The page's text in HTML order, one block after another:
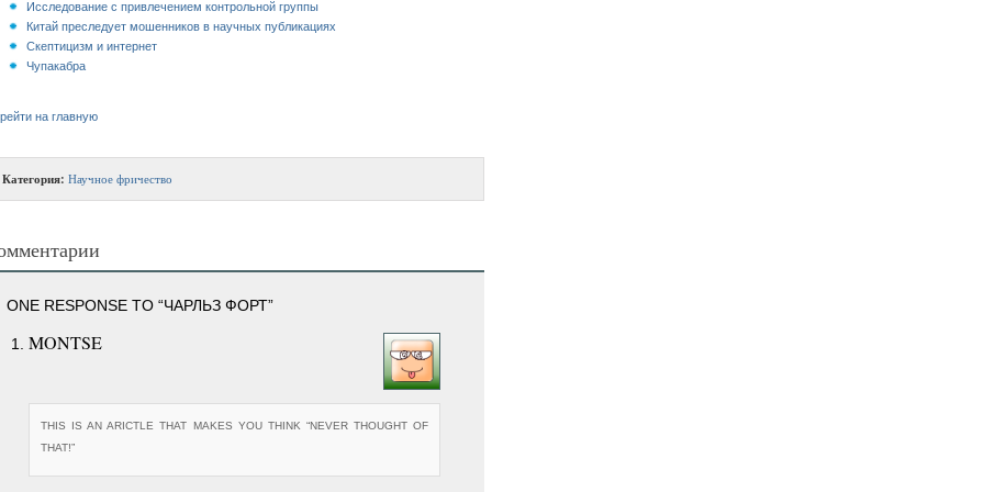
Исследование с привлечением контрольной группы
Китай преследует мошенников в научных публикациях
Скептицизм и интернет
Чупакабра
на главную
Категория: Научное фричество
ONE RESPONSE TO “ЧАРЛЬЗ ФОРТ”
MONTSE
THIS IS AN ARICTLE THAT MAKES YOU THINK “NEVER THOUGHT OF
THAT!”